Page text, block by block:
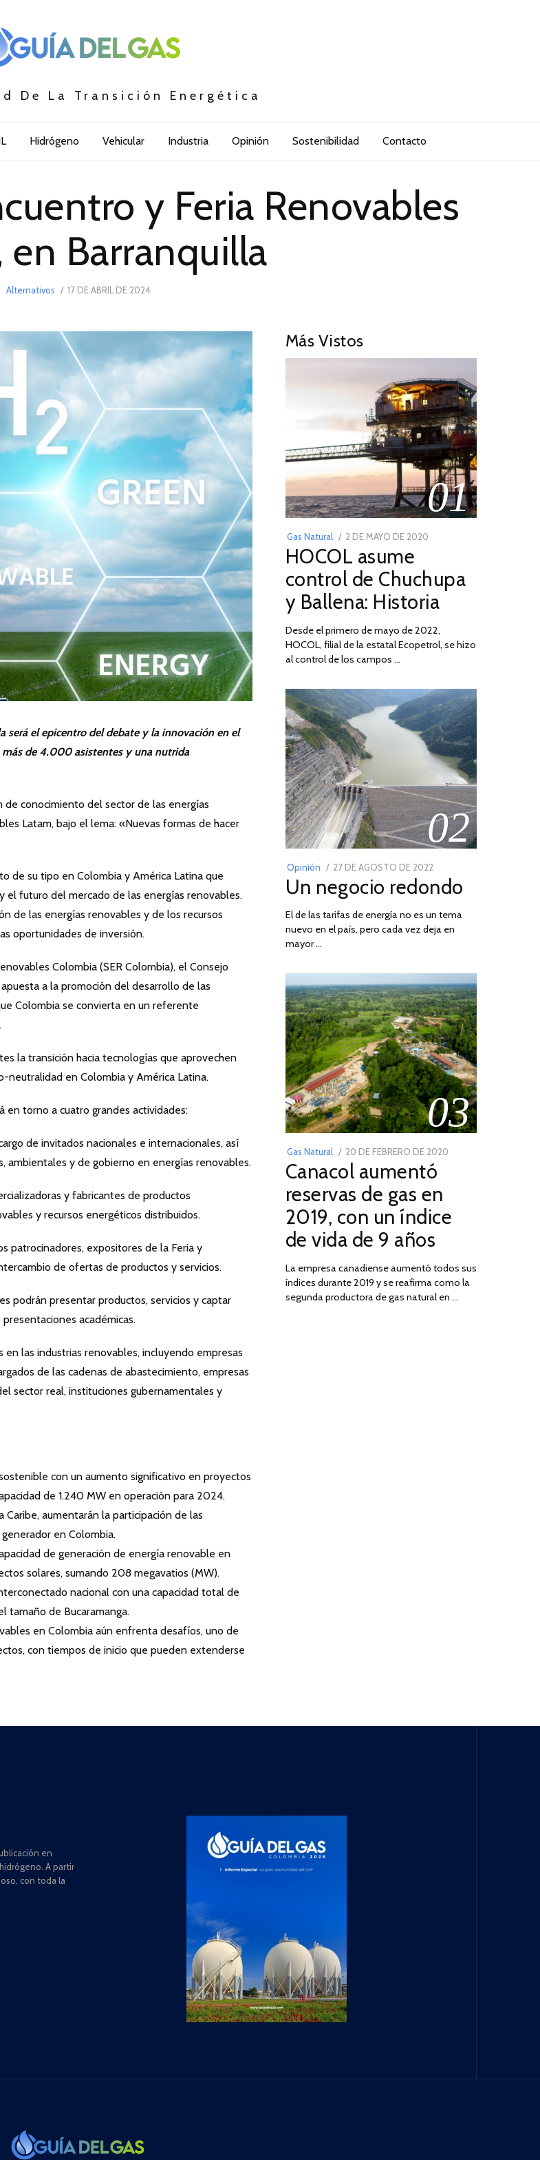
De La Transición Energética
Hidrógeno Vehicular Industria Opinión Sostenibilidad Contacto
y Feria Renovables
en Barranquilla
Alternativos
POSTED
17 DE ABRIL DE 2024
2024
será el epicentro del debate y la innovación en el
más de 4.000 asistentes y una nutrida
conocimiento del sector de las energías
Latam, bajo el lema: «Nuevas formas de hacer
de su tipo en Colombia y América Latina que
el futuro del mercado de las energías renovables.
de las energías renovables y de los recursos
oportunidades de inversión.
Colombia (SER Colombia), el Consejo
a la promoción del desarrollo de las
Colombia se convierta en un referente
la transición hacia tecnologías que aprovechen
neutralidad en Colombia y América Latina.
en torno a cuatro grandes actividades:
de invitados nacionales e internacionales, así
ambientales y de gobierno en energías renovables.
y fabricantes de productos
y recursos energéticos distribuidos.
patrocinadores, expositores de la Feria y
de ofertas de productos y servicios.
podrán presentar productos, servicios y captar
académicas.
las industrias renovables, incluyendo empresas
de las cadenas de abastecimiento, empresas
sector real, instituciones gubernamentales y
con un aumento significativo en proyectos
de 1.240 MW en operación para 2024.
aumentarán la participación de las
en Colombia.
de generación de energía renovable en
solares, sumando 208 megavatios (MW).
nacional con una capacidad total de
tamaño de Bucaramanga.
en Colombia aún enfrenta desafíos, uno de
con tiempos de inicio que pueden extenderse
Más Vistos
01
Gas Natural
POSTED
ON
2 DE MAYO DE 2020
DE
2026
HOCOL asume
control de Chuchupa
y Ballena: Historia
Desde el primero de mayo de 2022,
HOCOL, filial de la estatal Ecopetrol, se hizo
al control de los campos …
02
Opinión
POSTED
ON
27 DE AGOSTO DE 2022
DE
DE
2022
Un negocio redondo
El de las tarifas de energía no es un tema
nuevo en el país, pero cada vez deja en
mayor …
03
Gas Natural
POSTED
ON
20 DE FEBRERO DE 2020
2025
Canacol aumentó
reservas de gas en
2019, con un índice
de vida de 9 años
La empresa canadiense aumentó todos sus
índices durante 2019 y se reafirma como la
segunda productora de gas natural en …
en
A partir
con toda la